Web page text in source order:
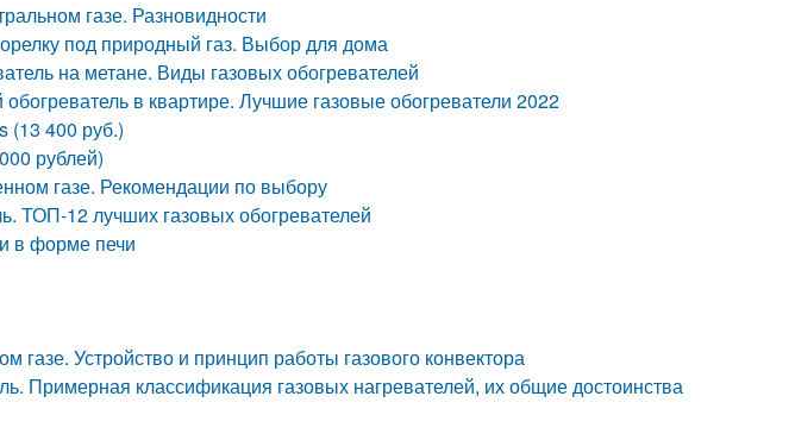
газе. Разновидности
под природный газ. Выбор для дома
на метане. Виды газовых обогревателей
в квартире. Лучшие газовые обогреватели 2022
(13 400 руб.)
рублей)
газе. Рекомендации по выбору
ТОП-12 лучших газовых обогревателей
в форме печи
газе. Устройство и принцип работы газового конвектора
Примерная классификация газовых нагревателей, их общие достоинства